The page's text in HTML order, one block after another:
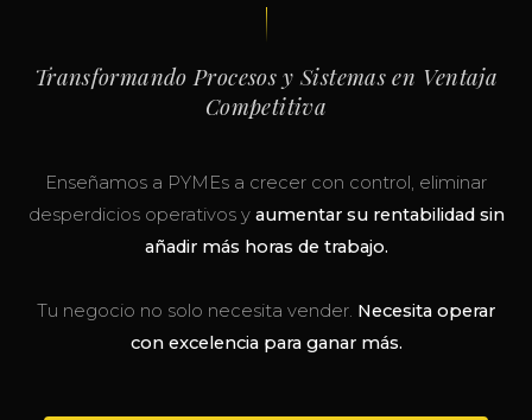
Transformando Procesos y Sistemas en Ventaja
Competitiva
Enseñamos a PYMEs a crecer con control, eliminar
desperdicios operativos y aumentar su rentabilidad sin
añadir más horas de trabajo.
Tu negocio no solo necesita vender. Necesita operar
con excelencia para ganar más.